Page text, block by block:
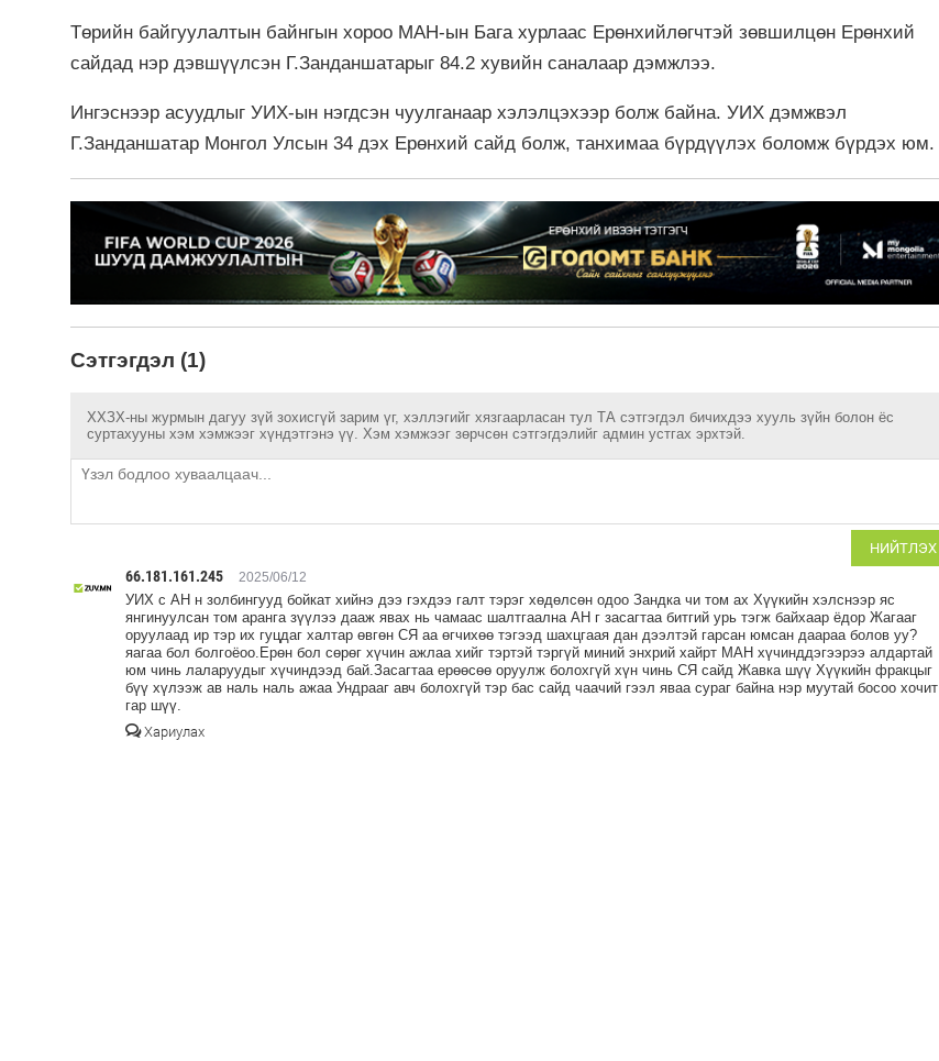
Төрийн байгуулалтын байнгын хороо МАН-ын Бага хурлаас Ерөнхийлөгчтэй зөвшилцөн Ерөнхий
сайдад нэр дэвшүүлсэн Г.Занданшатарыг 84.2 хувийн саналаар дэмжлээ.
Ингэснээр асуудлыг УИХ-ын нэгдсэн чуулганаар хэлэлцэхээр болж байна. УИХ дэмжвэл
Г.Занданшатар Монгол Улсын 34 дэх Ерөнхий сайд болж, танхимаа бүрдүүлэх боломж бүрдэх юм.
Сэтгэгдэл (1)
ХХЗХ-ны журмын дагуу зүй зохисгүй зарим үг, хэллэгийг хязгаарласан тул ТА сэтгэгдэл бичихдээ хууль зүйн болон ёс
суртахууны хэм хэмжээг хүндэтгэнэ үү. Хэм хэмжээг зөрчсөн сэтгэгдэлийг админ устгах эрхтэй.
НИЙТЛЭХ
66.181.161.245 2025/06/12
УИХ с АН н золбингууд бойкат хийнэ дээ гэхдээ галт тэрэг хөдөлсөн одоо Зандка чи том ах Хүүкийн хэлснээр яс
янгинуулсан том аранга зүүлээ дааж явах нь чамаас шалтгаална АН г засагтаа битгий урь тэгж байхаар ёдор Жагааг
оруулаад ир тэр их гуцдаг халтар өвгөн СЯ аа өгчихөө тэгээд шахцгаая дан дээлтэй гарсан юмсан даараа болов уу?
яагаа бол болгоёоо.Ерөн бол сөрөг хүчин ажлаа хийг тэртэй тэргүй миний энхрий хайрт МАН хүчинддэгээрээ алдартай
юм чинь лаларуудыг хүчиндээд бай.Засагтаа ерөөсөө оруулж болохгүй хүн чинь СЯ сайд Жавка шүү Хүүкийн фракцыг
бүү хүлээж ав наль наль ажаа Ундрааг авч болохгүй тэр бас сайд чаачий гээл яваа сураг байна нэр муутай босоо хочит
гар шүү.
Хариулах